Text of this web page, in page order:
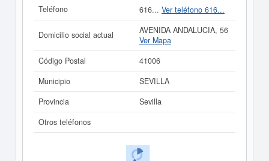
Teléfono
616... Ver teléfono 616...
Domicilio social actual
AVENIDA ANDALUCIA, 56
Ver Mapa
Código Postal
41006
Municipio
SEVILLA
Provincia
Sevilla
Otros teléfonos